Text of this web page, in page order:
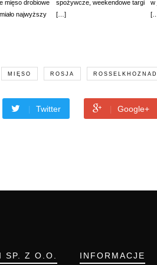
mięso drobiowe
najwyższy
spożywcze, weekendowe targi
[…]
w
MIĘSO ROSJA
Twitter Google+
SP. Z O.O. INFORMACJE